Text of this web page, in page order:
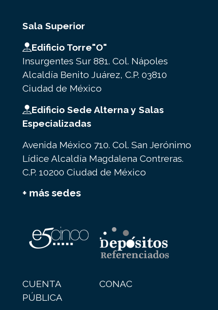
Sala Superior
Edificio Torre"O"
Insurgentes Sur 881. Col. Nápoles
Alcaldía Benito Juárez, C.P. 03810
Ciudad de México
Edificio Sede Alterna y Salas
Especializadas
Avenida México 710. Col. San Jerónimo
Lídice Alcaldía Magdalena Contreras.
C.P. 10200 Ciudad de México
+ más sedes
CUENTA
PÚBLICA
CONAC